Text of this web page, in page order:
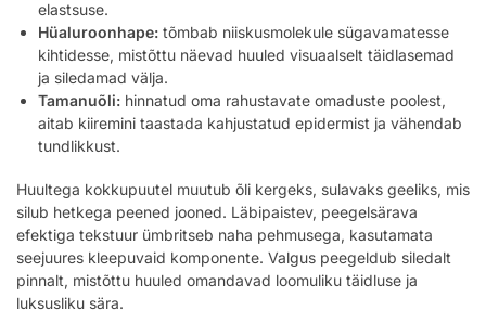
elastsuse.
Hüaluroonhape: tõmbab niiskusmolekule sügavamatesse
kihtidesse, mistõttu näevad huuled visuaalselt täidlasemad
ja siledamad välja.
Tamanuõli: hinnatud oma rahustavate omaduste poolest,
aitab kiiremini taastada kahjustatud epidermist ja vähendab
tundlikkust.
Huultega kokkupuutel muutub õli kergeks, sulavaks geeliks, mis
silub hetkega peened jooned. Läbipaistev, peegelsärava
efektiga tekstuur ümbritseb naha pehmusega, kasutamata
seejuures kleepuvaid komponente. Valgus peegeldub siledalt
pinnalt, mistõttu huuled omandavad loomuliku täidluse ja
luksusliku sära.